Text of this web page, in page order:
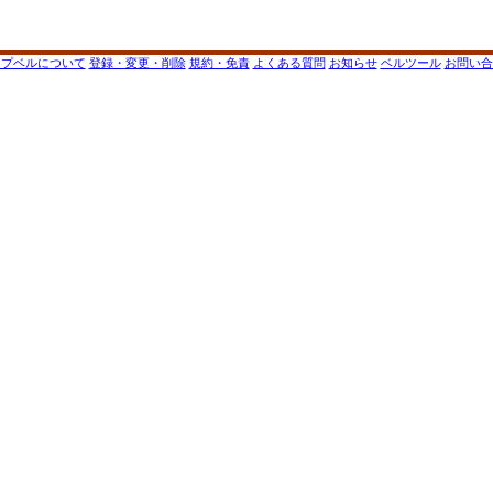
ベルについて 登録・変更・削除 規約・免責 よくある質問 お知らせ ベルツール お問い